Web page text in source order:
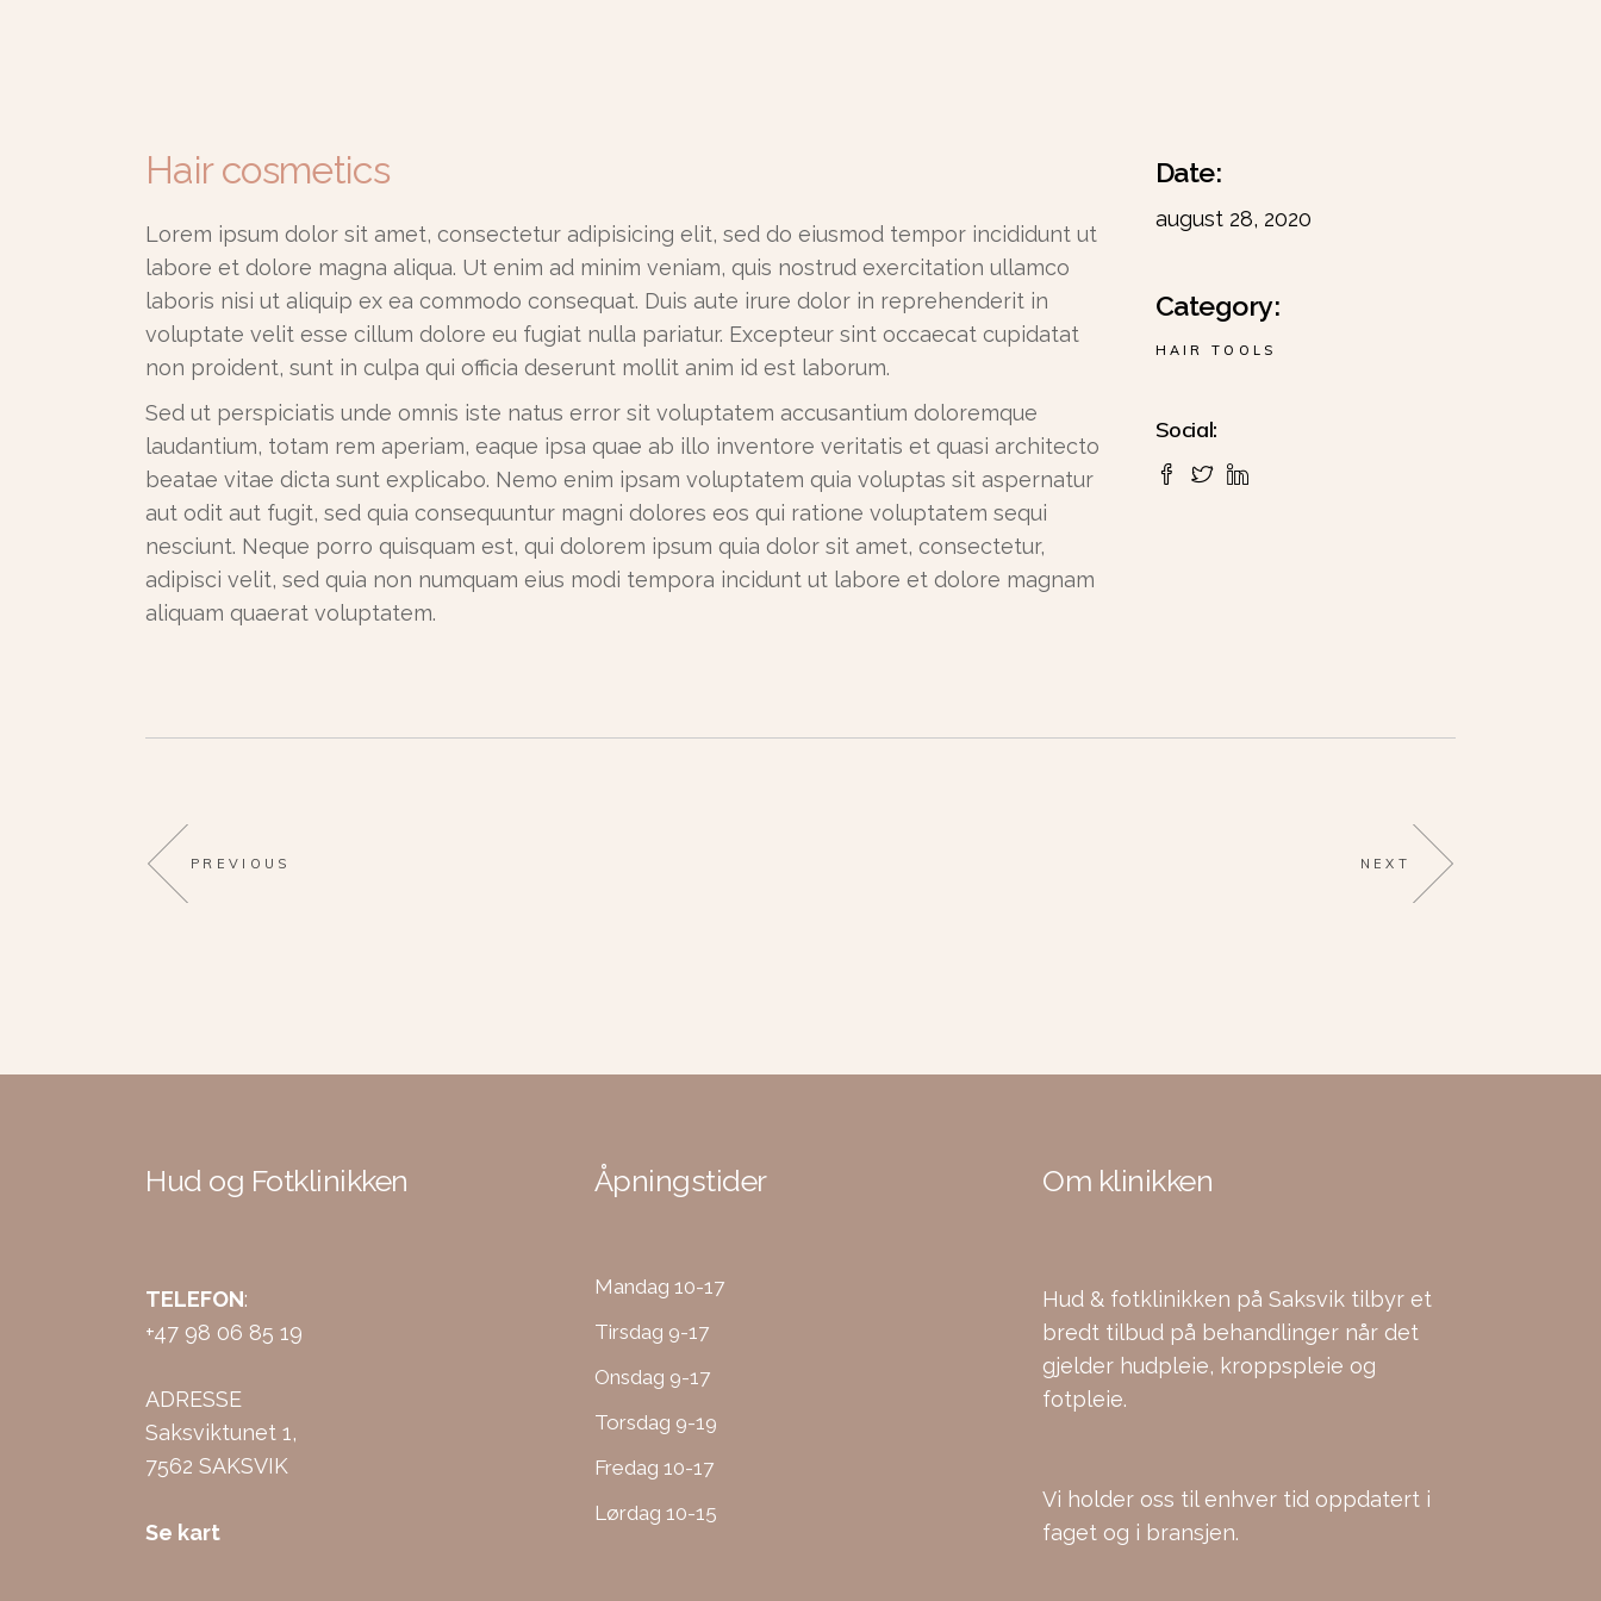
Hair cosmetics
Lorem ipsum dolor sit amet, consectetur adipisicing elit, sed do eiusmod tempor incididunt ut
labore et dolore magna aliqua. Ut enim ad minim veniam, quis nostrud exercitation ullamco
laboris nisi ut aliquip ex ea commodo consequat. Duis aute irure dolor in reprehenderit in
voluptate velit esse cillum dolore eu fugiat nulla pariatur. Excepteur sint occaecat cupidatat
non proident, sunt in culpa qui officia deserunt mollit anim id est laborum.
Sed ut perspiciatis unde omnis iste natus error sit voluptatem accusantium doloremque
laudantium, totam rem aperiam, eaque ipsa quae ab illo inventore veritatis et quasi architecto
beatae vitae dicta sunt explicabo. Nemo enim ipsam voluptatem quia voluptas sit aspernatur
aut odit aut fugit, sed quia consequuntur magni dolores eos qui ratione voluptatem sequi
nesciunt. Neque porro quisquam est, qui dolorem ipsum quia dolor sit amet, consectetur,
adipisci velit, sed quia non numquam eius modi tempora incidunt ut labore et dolore magnam
aliquam quaerat voluptatem.
Date:
august 28, 2020
Category:
HAIR TOOLS
Social:
PREVIOUS NEXT
Hud og Fotklinikken
TELEFON:
+47 98 06 85 19
ADRESSE
Saksviktunet 1,
7562 SAKSVIK
Se kart
Åpningstider
Mandag 10-17
Tirsdag 9-17
Onsdag 9-17
Torsdag 9-19
Fredag 10-17
Lørdag 10-15
Om klinikken
Hud & fotklinikken på Saksvik tilbyr et
bredt tilbud på behandlinger når det
gjelder hudpleie, kroppspleie og
fotpleie.
Vi holder oss til enhver tid oppdatert i
faget og i bransjen.